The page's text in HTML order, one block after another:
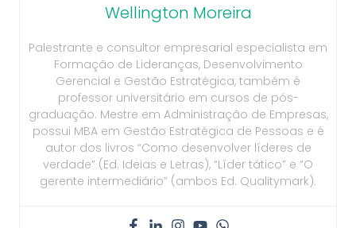
Wellington Moreira
Palestrante e consultor empresarial especialista em
Formação de Lideranças, Desenvolvimento
Gerencial e Gestão Estratégica, também é
professor universitário em cursos de pós-
graduação. Mestre em Administração de Empresas,
possui MBA em Gestão Estratégica de Pessoas e é
autor dos livros “Como desenvolver líderes de
verdade” (Ed. Ideias e Letras), “Líder tático” e “O
gerente intermediário” (ambos Ed. Qualitymark).